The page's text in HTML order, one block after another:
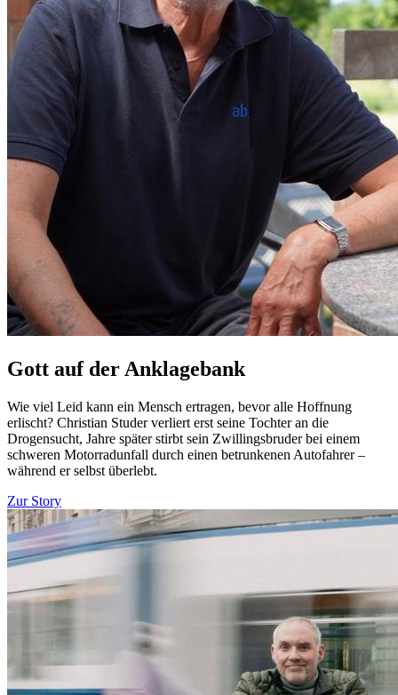
Gott auf der Anklagebank
Wie viel Leid kann ein Mensch ertragen, bevor alle Hoffnung
erlischt? Christian Studer verliert erst seine Tochter an die
Drogensucht, Jahre später stirbt sein Zwillingsbruder bei einem
schweren Motorradunfall durch einen betrunkenen Autofahrer –
während er selbst überlebt.
Zur Story